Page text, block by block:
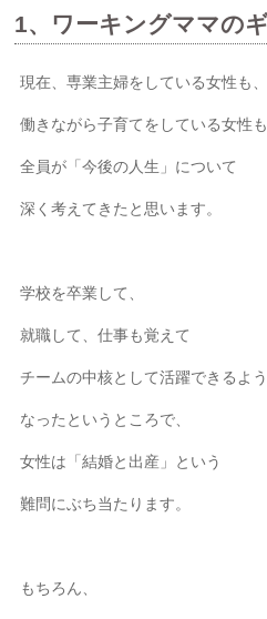
1、ワーキングママの
現在、専業主婦をしている女性も、
働きながら子育てをしている女性も
全員が「今後の人生」について
深く考えてきたと思います。
学校を卒業して、
就職して、仕事も覚えて
チームの中核として活躍できるよ
なったというところで、
女性は「結婚と出産」という
難問にぶち当たります。
もちろん、